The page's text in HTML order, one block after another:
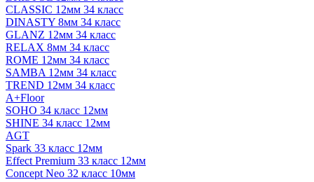
CLASSIC 12мм 34 класс
DINASTY 8мм 34 класс
GLANZ 12мм 34 класс
RELAX 8мм 34 класс
ROME 12мм 34 класс
SAMBA 12мм 34 класс
TREND 12мм 34 класс
A+Floor
SOHO 34 класс 12мм
SHINE 34 класс 12мм
AGT
Spark 33 класс 12мм
Effect Premium 33 класс 12мм
Concept Neo 32 класс 10мм